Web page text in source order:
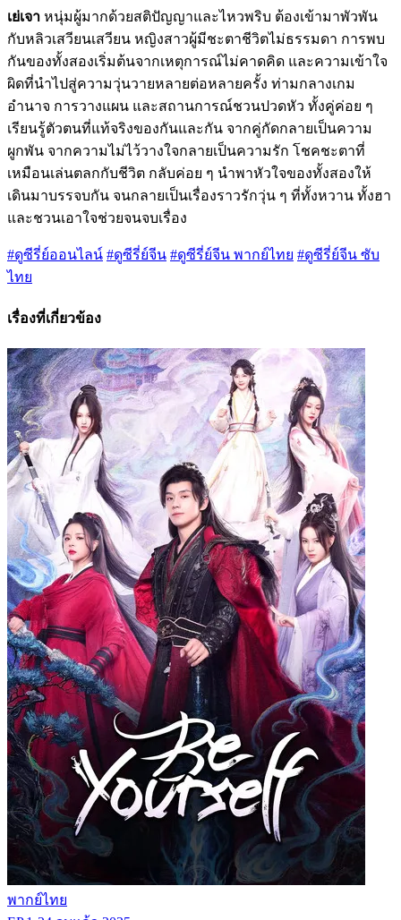
เย่เจา หนุ่มผู้มากด้วยสติปัญญาและไหวพริบ ต้องเข้ามาพัวพัน
กับหลิวเสวียนเสวียน หญิงสาวผู้มีชะตาชีวิตไม่ธรรมดา การพบ
กันของทั้งสองเริ่มต้นจากเหตุการณ์ไม่คาดคิด และความเข้าใจ
ผิดที่นำไปสู่ความวุ่นวายหลายต่อหลายครั้ง ท่ามกลางเกม
อำนาจ การวางแผน และสถานการณ์ชวนปวดหัว ทั้งคู่ค่อย ๆ
เรียนรู้ตัวตนที่แท้จริงของกันและกัน จากคู่กัดกลายเป็นความ
ผูกพัน จากความไม่ไว้วางใจกลายเป็นความรัก โชคชะตาที่
เหมือนเล่นตลกกับชีวิต กลับค่อย ๆ นำพาหัวใจของทั้งสองให้
เดินมาบรรจบกัน จนกลายเป็นเรื่องราวรักวุ่น ๆ ที่ทั้งหวาน ทั้งฮา
และชวนเอาใจช่วยจนจบเรื่อง
#ดูซีรี่ย์ออนไลน์ #ดูซีรี่ย์จีน #ดูซีรี่ย์จีน พากย์ไทย #ดูซีรี่ย์จีน ซับ
ไทย
เรื่องที่เกี่ยวข้อง
พากย์ไทย